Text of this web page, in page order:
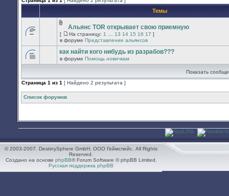
Темы
Вложения
Альянс TOR открывает свою приемную
[
На
страницу
На страницу: 1 13 14 15 16 17 ]
в форуме Представление альянсов
нет
новых
сообщений.
как найти кого нибудь из разрабов???
в форуме Помощь новичкам
Показать
Страница 1 из 1 [ Найдено 2 результата ]
Список форумов
© 2003-2007. DestinySphere GmbH, ООО Геймспейс. All Rights
Reserved.
Создано на основе phpBB® Forum Software © phpBB Limited.
Русская поддержка phpBB